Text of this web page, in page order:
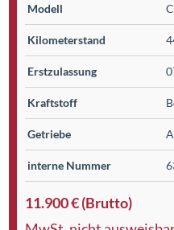
Modell
Kilometer­stand
Erst­zulassung
Kraftstoff
Getriebe
interne Nummer
11.900 € (Brutto)